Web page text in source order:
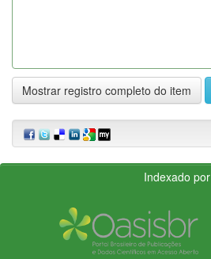
Mostrar registro completo do item
Indexado por